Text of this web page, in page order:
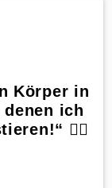
Körper in
ich
🧘‍♂️